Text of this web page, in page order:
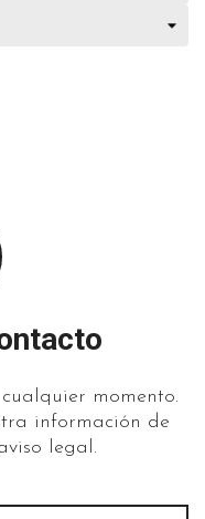
momento.
información de
legal.